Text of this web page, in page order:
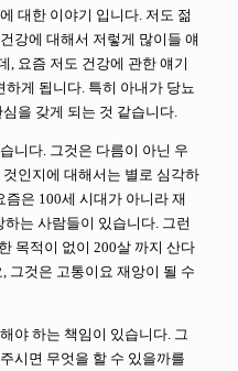
대한 이야기 입니다. 저도 젊
강에 대해서 저렇게 많이들 얘
, 요즘 저도 건강에 관한 얘기
게 됩니다. 특히 아내가 당뇨
을 갖게 되는 것 같습니다.
니다. 그것은 다름이 아닌 우
인지에 대해서는 별로 심각하
은 100세 시대가 아니라 재
는 사람들이 있습니다. 그런
목적이 없이 200살 까지 산다
그것은 고통이요 재앙이 될 수
야 하는 책임이 있습니다. 그
시면 무엇을 할 수 있을까를